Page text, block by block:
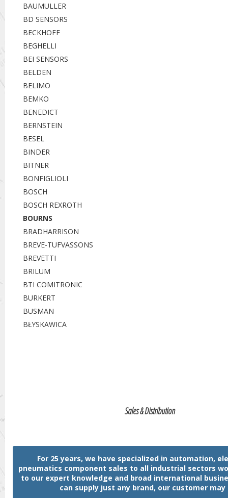
BAUMULLER
BD SENSORS
BECKHOFF
BEGHELLI
BEI SENSORS
BELDEN
BELIMO
BEMKO
BENEDICT
BERNSTEIN
BESEL
BINDER
BITNER
BONFIGLIOLI
BOSCH
BOSCH REXROTH
BOURNS
BRADHARRISON
BREVE-TUFVASSONS
BREVETTI
BRILUM
BTI COMITRONIC
BURKERT
BUSMAN
BŁYSKAWICA
Sales & Distribution
For 25 years, we have specialized in automation,
pneumatics component sales to all industrial sectors
to our expert knowledge and broad international
can supply just any brand, our customer may